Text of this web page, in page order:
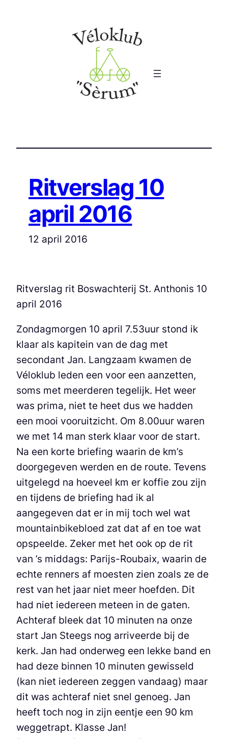
Ritverslag 10
april 2016
12 april 2016
Ritverslag rit Boswachterij St. Anthonis 10
april 2016
Zondagmorgen 10 april 7.53uur stond ik
klaar als kapitein van de dag met
secondant Jan. Langzaam kwamen de
Véloklub leden een voor een aanzetten,
soms met meerderen tegelijk. Het weer
was prima, niet te heet dus we hadden
een mooi vooruitzicht. Om 8.00uur waren
we met 14 man sterk klaar voor de start.
Na een korte briefing waarin de km’s
doorgegeven werden en de route. Tevens
uitgelegd na hoeveel km er koffie zou zijn
en tijdens de briefing had ik al
aangegeven dat er in mij toch wel wat
mountainbikebloed zat dat af en toe wat
opspeelde. Zeker met het ook op de rit
van ’s middags: Parijs-Roubaix, waarin de
echte renners af moesten zien zoals ze de
rest van het jaar niet meer hoefden. Dit
had niet iedereen meteen in de gaten.
Achteraf bleek dat 10 minuten na onze
start Jan Steegs nog arriveerde bij de
kerk. Jan had onderweg een lekke band en
had deze binnen 10 minuten gewisseld
(kan niet iedereen zeggen vandaag) maar
dit was achteraf niet snel genoeg. Jan
heeft toch nog in zijn eentje een 90 km
weggetrapt. Klasse Jan!